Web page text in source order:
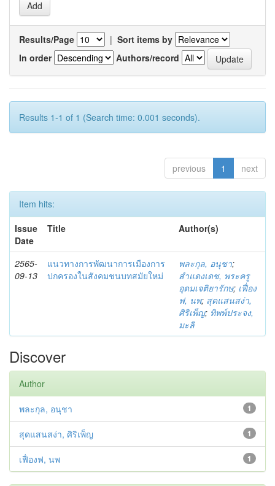
Results/Page | Sort items by
In order
Authors/record
Results 1-1 of 1 (Search time: 0.001 seconds).
previous 1 next
Item hits:
Issue
Date
Title Author(s)
2565-
09-13
แนวทางการพัฒนาการเมืองการ
ปกครองในสังคมชนบทสมัยใหม่
พละกุล, อนุชา;
สำแดงเดช, พระครู
อุดมเจติยารักษ; เฟื่อง
ฟ, นพ; สุดแสนสง่า,
ศิริเพ็ญ; ทิพพ์ประจง,
มะลิ
Discover
Author
1
พละกุล, อนุชา
1
สุดแสนสง่า, ศิริเพ็ญ
1
เฟื่องฟ, นพ